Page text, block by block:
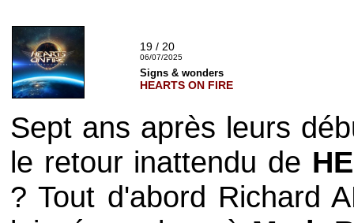
19 / 20
06/07/2025
Signs & wonders
HEARTS ON FIRE
Sept ans après leurs
le retour inattendu de
? Tout d'abord Richard